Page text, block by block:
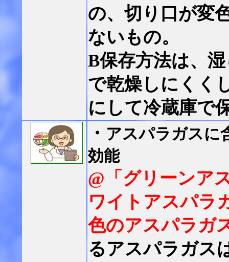
の、切り口が変
ないもの。
B保存方法は、
で乾燥しにくく
にして冷蔵庫で
・ アスパラガスに
効能
@「グリーンア
ワイトアスパラ
色のアスパラガ
るアスパラガス